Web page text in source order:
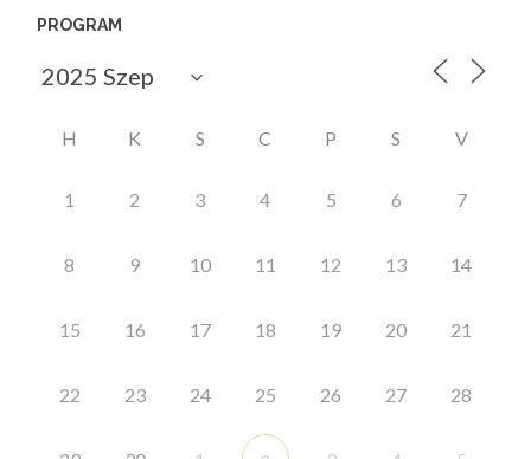
PROGRAM
H K S C P S V
1 2 3 4 5 6 7
8 9 10 11 12 13 14
15 16 17 18 19 20 21
22 23 24 25 26 27 28